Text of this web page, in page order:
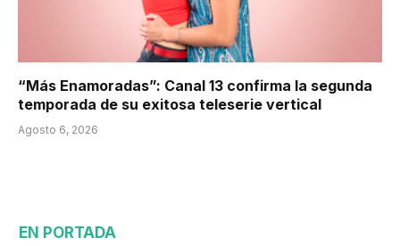
“Más Enamoradas”: Canal 13 confirma la segunda
temporada de su exitosa teleserie vertical
Agosto 6, 2026
EN PORTADA